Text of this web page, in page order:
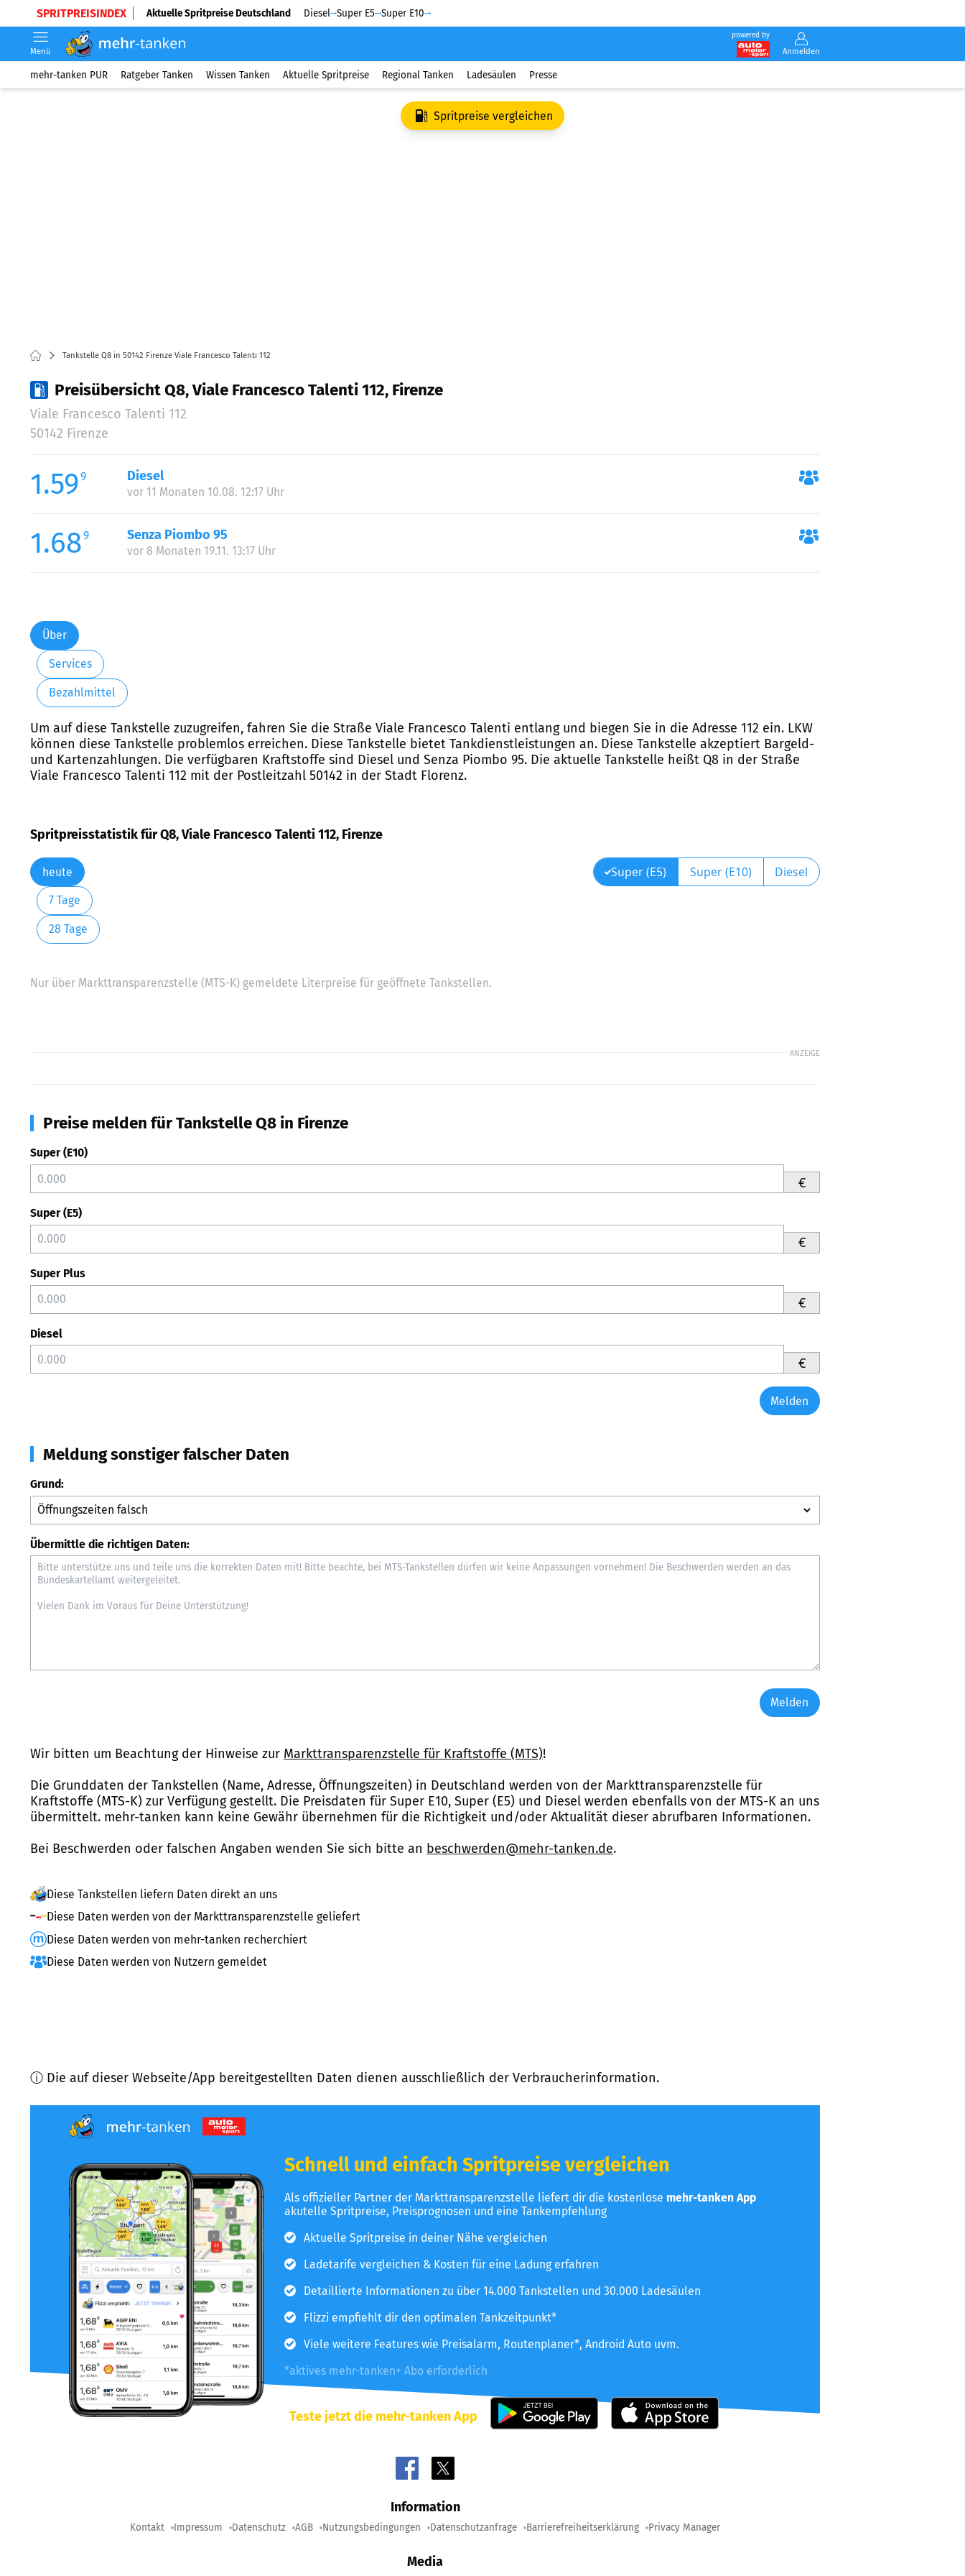
SPRITPREISINDEX Aktuelle Spritpreise Deutschland Diesel Super E5 Super E10
powered by
Anmelden
Menü
mehr-tanken PUR Ratgeber Tanken Wissen Tanken Aktuelle Spritpreise Regional Tanken Ladesäulen Presse
Spritpreise vergleichen
Tankstelle Q8 in 50142 Firenze Viale Francesco Talenti 112
Preisübersicht Q8, Viale Francesco Talenti 112, Firenze
Viale Francesco Talenti 112
50142 Firenze
1.599 Diesel
vor 11 Monaten 10.08. 12:17 Uhr
1.689 Senza Piombo 95
vor 8 Monaten 19.11. 13:17 Uhr
Über
Services
Bezahlmittel
Um auf diese Tankstelle zuzugreifen, fahren Sie die Straße Viale Francesco Talenti entlang und biegen Sie in die Adresse 112 ein. LKW
können diese Tankstelle problemlos erreichen. Diese Tankstelle bietet Tankdienstleistungen an. Diese Tankstelle akzeptiert Bargeld-
und Kartenzahlungen. Die verfügbaren Kraftstoffe sind Diesel und Senza Piombo 95. Die aktuelle Tankstelle heißt Q8 in der Straße
Viale Francesco Talenti 112 mit der Postleitzahl 50142 in der Stadt Florenz.
Spritpreisstatistik für Q8, Viale Francesco Talenti 112, Firenze
heute
7 Tage
28 Tage
Super (E5) Super (E10) Diesel
Nur über Markttransparenzstelle (MTS-K) gemeldete Literpreise für geöffnete Tankstellen.
ANZEIGE
Preise melden für Tankstelle Q8 in Firenze
Super (E10)
€
Super (E5)
€
Super Plus
€
Diesel
€
Melden
Meldung sonstiger falscher Daten
Grund:
Übermittle die richtigen Daten:
Melden
Wir bitten um Beachtung der Hinweise zur Markttransparenzstelle für Kraftstoffe (MTS)!
Die Grunddaten der Tankstellen (Name, Adresse, Öffnungszeiten) in Deutschland werden von der Markttransparenzstelle für
Kraftstoffe (MTS-K) zur Verfügung gestellt. Die Preisdaten für Super E10, Super (E5) und Diesel werden ebenfalls von der MTS-K an uns
übermittelt. mehr-tanken kann keine Gewähr übernehmen für die Richtigkeit und/oder Aktualität dieser abrufbaren Informationen.
Bei Beschwerden oder falschen Angaben wenden Sie sich bitte an beschwerden@mehr-tanken.de.
Diese Tankstellen liefern Daten direkt an uns
Diese Daten werden von der Markttransparenzstelle geliefert
Diese Daten werden von mehr-tanken recherchiert
Diese Daten werden von Nutzern gemeldet
ⓘ Die auf dieser Webseite/App bereitgestellten Daten dienen ausschließlich der Verbraucherinformation.
Schnell und einfach Spritpreise vergleichen
Als offizieller Partner der Markttransparenzstelle liefert dir die kostenlose mehr-tanken App
akutelle Spritpreise, Preisprognosen und eine Tankempfehlung
Aktuelle Spritpreise in deiner Nähe vergleichen
Ladetarife vergleichen & Kosten für eine Ladung erfahren
Detaillierte Informationen zu über 14.000 Tankstellen und 30.000 Ladesäulen
Flizzi empfiehlt dir den optimalen Tankzeitpunkt*
Viele weitere Features wie Preisalarm, Routenplaner*, Android Auto uvm.
*aktives mehr-tanken+ Abo erforderlich
Teste jetzt die mehr-tanken App
Information
Kontakt Impressum Datenschutz AGB Nutzungsbedingungen Datenschutzanfrage Barrierefreiheitserklärung Privacy Manager
Media